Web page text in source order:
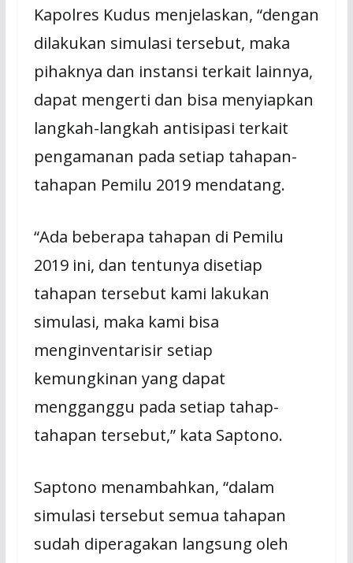
Kapolres Kudus menjelaskan, “dengan
dilakukan simulasi tersebut, maka
pihaknya dan instansi terkait lainnya,
dapat mengerti dan bisa menyiapkan
langkah-langkah antisipasi terkait
pengamanan pada setiap tahapan-
tahapan Pemilu 2019 mendatang.
“Ada beberapa tahapan di Pemilu
2019 ini, dan tentunya disetiap
tahapan tersebut kami lakukan
simulasi, maka kami bisa
menginventarisir setiap
kemungkinan yang dapat
mengganggu pada setiap tahap-
tahapan tersebut,” kata Saptono.
Saptono menambahkan, “dalam
simulasi tersebut semua tahapan
sudah diperagakan langsung oleh